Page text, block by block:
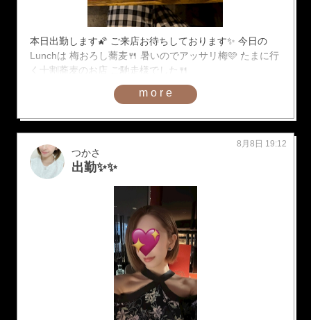
本日出勤します🌠 ご来店お待ちしております✨ 今日の
Lunchは 梅おろし蕎麦🍴 暑いのでアッサリ梅🩷 たまに行
く十割蕎麦のお店 ご馳走様でした🍴
more
つかさ
出勤✨✨
8月8日 19:12